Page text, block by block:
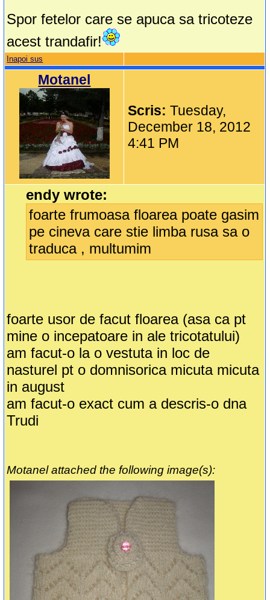
Spor fetelor care se apuca sa tricoteze
acest trandafir!
Inapoi sus
Motanel
Scris:Tuesday,
December 18, 2012
4:41 PM
endy wrote:
foarte frumoasa floarea poate gasim
pe cineva care stie limba rusa sa o
traduca , multumim
foarte usor de facut floarea (asa ca pt
mine o incepatoare in ale tricotatului)
am facut-o la o vestuta in loc de
nasturel pt o domnisorica micuta micuta
in august
am facut-o exact cum a descris-o dna
Trudi
Motanel attached the following image(s):